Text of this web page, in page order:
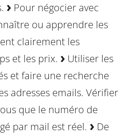
Pour négocier avec
ou apprendre les
clairement les
et les prix.
Utiliser les
et faire une recherche
adresses emails. Vérifier
que le numéro de
par mail est réel.
De